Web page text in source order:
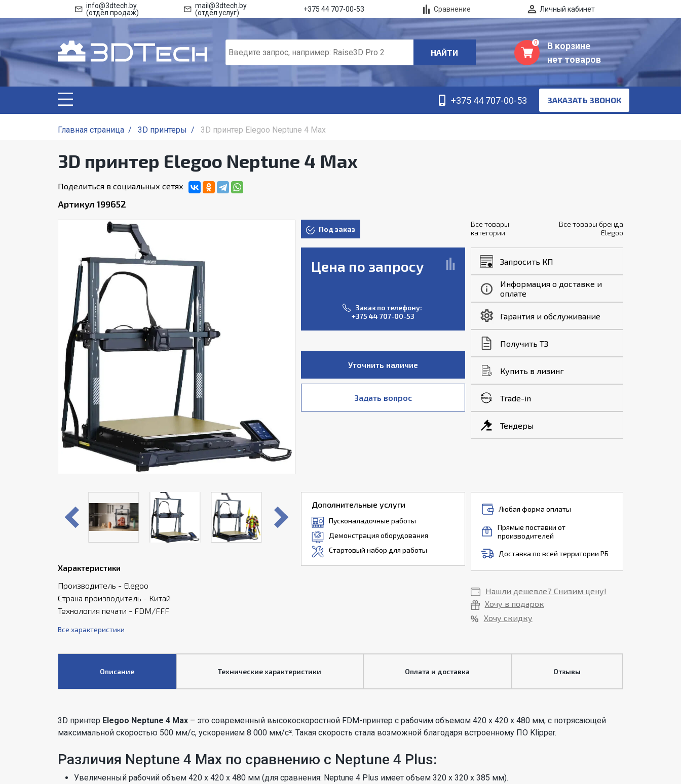
info@3dtech.by
(отдел продаж)
mail@3dtech.by
(отдел услуг)
+375 44 707-00-53 Сравнение Личный кабинет
НАЙТИ
0
В корзине
нет товаров
+375 44 707-00-53 ЗАКАЗАТЬ ЗВОНОК
Главная страница / 3D принтеры / 3D принтер Elegoo Neptune 4 Max
3D принтер Elegoo Neptune 4 Max
Поделиться в социальных сетях
Артикул 199652
Под заказ
Цена по запросу
Заказ по телефону:
+375 44 707-00-53
Уточнить наличие
Задать вопрос
Все товары
категории
Все товары бренда
Elegoo
Запросить КП
Информация о доставке и
оплате
Гарантия и обслуживание
Получить ТЗ
Купить в лизинг
Trade-in
Тендеры
Характеристики
Производитель - Elegoo
Страна производитель - Китай
Технология печати - FDM/FFF
Все характеристики
Дополнительные услуги
Пусконаладочные работы
Демонстрация оборудования
Стартовый набор для работы
Любая форма оплаты
Прямые поставки от
производителей
Доставка по всей территории РБ
Нашли дешевле? Снизим цену!
Хочу в подарок
Хочу скидку
Описание Технические характеристики Оплата и доставка Отзывы
3D принтер Elegoo Neptune 4 Max – это современный высокоскоростной FDM-принтер с рабочим объемом 420 x 420 x 480 мм, с потрясающей
максимальной скоростью 500 мм/с, ускорением 8 000 мм/с². Такая скорость стала возможной благодаря встроенному ПО Klipper.
Различия Neptune 4 Max по сравнению с Neptune 4 Plus:
Увеличенный рабочий объем 420 х 420 х 480 мм (для сравнения: Neptune 4 Plus имеет объем 320 х 320 х 385 мм).